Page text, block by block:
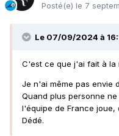
Posté(e) le 7
Le 07/09/2024 à
C'est ce que j'ai fait à la
Je n'ai même pas envie
Quand plus personne
l'équipe de France
Dédé.